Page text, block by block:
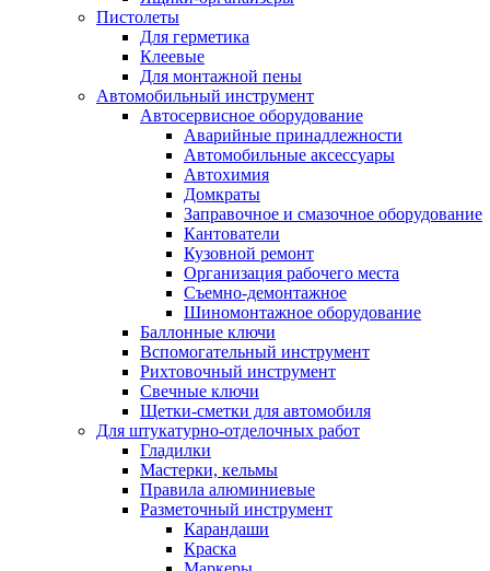
Пистолеты
Для герметика
Клеевые
Для монтажной пены
Автомобильный инструмент
Автосервисное оборудование
Аварийные принадлежности
Автомобильные аксессуары
Автохимия
Домкраты
Заправочное и смазочное оборудование
Кантователи
Кузовной ремонт
Организация рабочего места
Съемно-демонтажное
Шиномонтажное оборудование
Баллонные ключи
Вспомогательный инструмент
Рихтовочный инструмент
Свечные ключи
Щетки-сметки для автомобиля
Для штукатурно-отделочных работ
Гладилки
Мастерки, кельмы
Правила алюминиевые
Разметочный инструмент
Карандаши
Краска